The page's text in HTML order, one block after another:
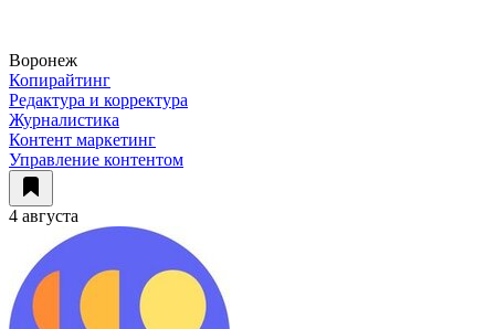
Воронеж
Копирайтинг
Редактура и корректура
Журналистика
Контент маркетинг
Управление контентом
4 августа